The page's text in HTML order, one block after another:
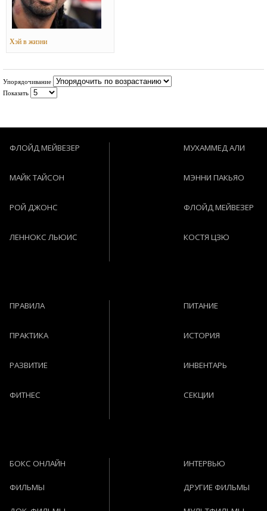
Хэй в жизни
Упорядочивание
Показать
ФЛОЙД МЕЙВЕЗЕР
МАЙК ТАЙСОН
РОЙ ДЖОНС
ЛЕННОКС ЛЬЮИС
МУХАММЕД АЛИ
МЭННИ ПАКЬЯО
ФЛОЙД МЕЙВЕЗЕР
КОСТЯ ЦЗЮ
ПРАВИЛА
ПРАКТИКА
РАЗВИТИЕ
ФИТНЕС
ПИТАНИЕ
ИСТОРИЯ
ИНВЕНТАРЬ
СЕКЦИИ
БОКС ОНЛАЙН
ФИЛЬМЫ
ИНТЕРВЬЮ
ДРУГИЕ ФИЛЬМЫ